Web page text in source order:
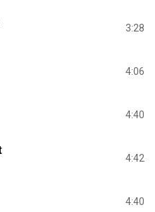
3:28
4:06
4:40
4:42
4:40